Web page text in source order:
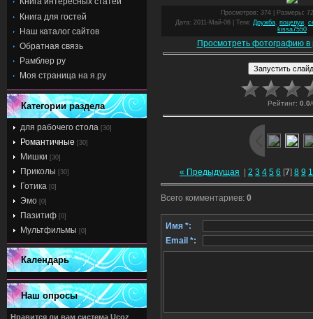
Книга для гостей
Наш каталог сайтов
Обратная связь
Рамблер ру
Моя страница на я.ру
Категории раздела
для рабочего стола [30]
Романтичные [30]
Мишки [30]
Приколы [30]
Готика [0]
Эмо [0]
Пазитиф [0]
Мультфильмы [0]
Календарь
Наш опросы
Нравится ли вам система Ucoz
Просмотров: 374 | Размеры:
Дата: 2011-Май-06 | Теги: Дружба поцелуи
kissa7550
Просмотреть фотографию в
Рейтинг: 0.0/
« Предыдущая | 2 3 4 5 6 [7] 8 9
Всего комментариев: 0
Имя *:
Email *: